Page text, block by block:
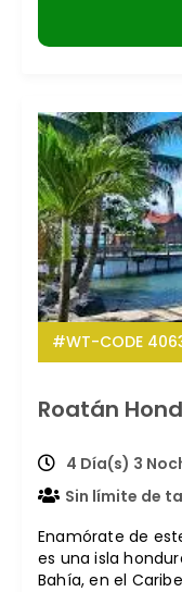
#WT-CODE
Roatán
4 Día(s) 3
Sin límite de
Enamórate de
es una isla
Bahía, en el